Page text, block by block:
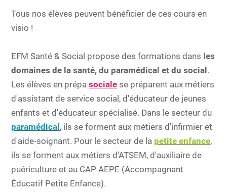
Tous nos élèves peuvent bénéficier de ces cours en
visio !
EFM Santé & Social propose des formations dans les
domaines de la santé, du paramédical et du social.
Les élèves en prépasociale se préparent aux métiers
d'assistant de service social, d'éducateur de jeunes
enfants et d'éducateur spécialisé. Dans le secteur du
paramédical, ils se forment aux métiers d'infirmier et
d'aide-soignant. Pour le secteur de la petite enfance,
ils se forment aux métiers d'ATSEM, d'auxiliaire de
puériculture et au CAP AEPE (Accompagnant
Éducatif Petite Enfance).